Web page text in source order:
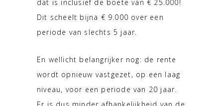
dat is inclusief de boete van € 25.000!
Dit scheelt bijna € 9.000 over een
periode van slechts 5 jaar.
En wellicht belangrijker nog: de rente
wordt opnieuw vastgezet, op een laag
niveau, voor een periode van 20 jaar.